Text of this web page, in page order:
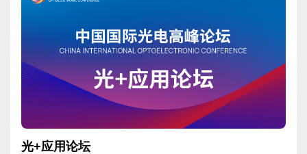
光+应用论坛